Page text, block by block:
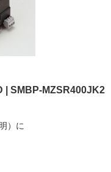
| SMBP-MZSR400JK2
）に